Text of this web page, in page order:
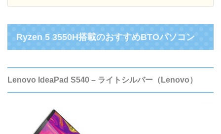
Ryzen 5 3550H搭載のおすすめBTOパソコン
Lenovo IdeaPad S540 – ライトシルバー（Lenovo）